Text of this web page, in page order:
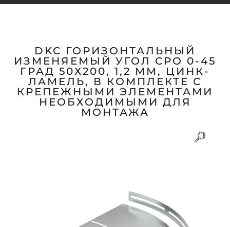
DKC ГОРИЗОНТАЛЬНЫЙ
ИЗМЕНЯЕМЫЙ УГОЛ СРО 0-45
ГРАД 50Х200, 1,2 ММ, ЦИНК-
ЛАМЕЛЬ, В КОМПЛЕКТЕ С
КРЕПЕЖНЫМИ ЭЛЕМЕНТАМИ
НЕОБХОДИМЫМИ ДЛЯ
МОНТАЖА